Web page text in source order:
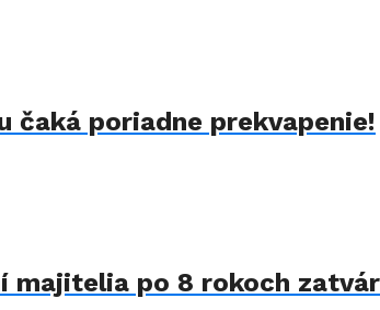
čaká poriadne prekvapenie!
majitelia po 8 rokoch